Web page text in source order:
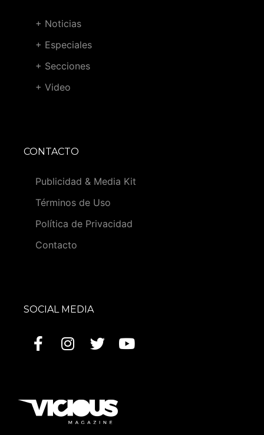
+ Noticias
+ Especiales
+ Secciones
+ Video
CONTACTO
Publicidad & Media Kit
Términos de Uso
Política de Privacidad
Contacto
SOCIAL MEDIA